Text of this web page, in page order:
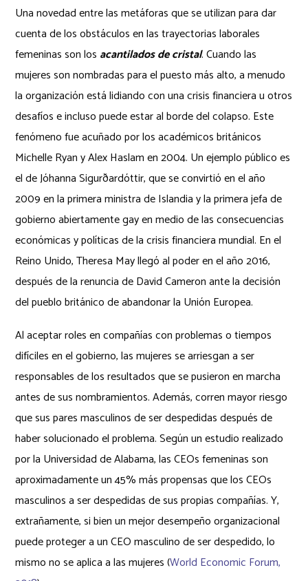
Una novedad entre las metáforas que se utilizan para dar
cuenta de los obstáculos en las trayectorias laborales
femeninas son los acantilados de cristal. Cuando las
mujeres son nombradas para el puesto más alto, a menudo
la organización está lidiando con una crisis financiera u otros
desafíos e incluso puede estar al borde del colapso. Este
fenómeno fue acuñado por los académicos británicos
Michelle Ryan y Alex Haslam en 2004. Un ejemplo público es
el de Jóhanna Sigurðardóttir, que se convirtió en el año
2009 en la primera ministra de Islandia y la primera jefa de
gobierno abiertamente gay en medio de las consecuencias
económicas y políticas de la crisis financiera mundial. En el
Reino Unido, Theresa May llegó al poder en el año 2016,
después de la renuncia de David Cameron ante la decisión
del pueblo británico de abandonar la Unión Europea.
Al aceptar roles en compañías con problemas o tiempos
difíciles en el gobierno, las mujeres se arriesgan a ser
responsables de los resultados que se pusieron en marcha
antes de sus nombramientos. Además, corren mayor riesgo
que sus pares masculinos de ser despedidas después de
haber solucionado el problema. Según un estudio realizado
por la Universidad de Alabama, las CEOs femeninas son
aproximadamente un 45% más propensas que los CEOs
masculinos a ser despedidas de sus propias compañías. Y,
extrañamente, si bien un mejor desempeño organizacional
puede proteger a un CEO masculino de ser despedido, lo
mismo no se aplica a las mujeres (World Economic Forum,